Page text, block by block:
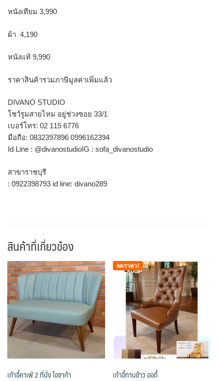
หนังเทียม 3,990
ผ้า 4,190
หนังแท้ 9,990
ราคาสินค้ารวมภาษีมูลค่าเพิ่มแล้ว
DIVANO STUDIO
โชว์รูมสายไหม อยู่ช่วงซอย 33/1
เบอร์โทร: 02 115 6776
มือถือ: 0832397896 0996162394
Id Line : @divanostudioIG : sofa_divanostudio
สาขาราชบุรี
: 0922398793 id line: divano289
สินค้าที่เกี่ยวข้อง
เก้าอี้คาเฟ่ 2 ที่นั่ง โอซาก้า
ลดราคา!
เก้าอี้ทานข้าว ออดี้